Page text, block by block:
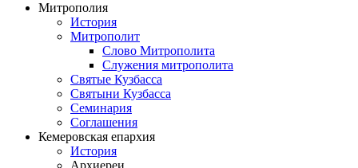
Митрополия
История
Митрополит
Слово Митрополита
Служения митрополита
Святые Кузбасса
Святыни Кузбасса
Семинария
Соглашения
Кемеровская епархия
История